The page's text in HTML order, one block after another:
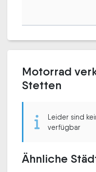
Motorrad
Stetten
Leider sind
verfügbar
Ähnliche